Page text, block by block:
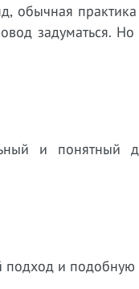
обычная
задуматься.
и
подход и подобную